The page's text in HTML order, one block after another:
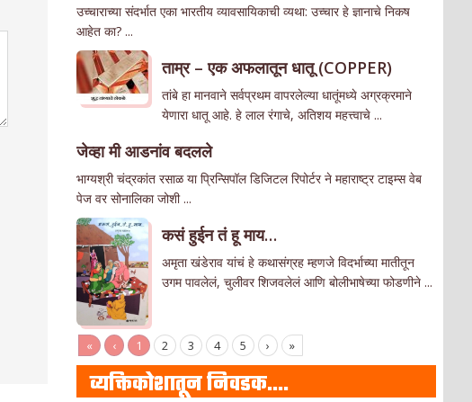
उच्चाराच्या संदर्भात एका भारतीय व्यावसायिकाची व्यथा: उच्चार हे ज्ञानाचे निकष
आहेत का? ...
ताम्र – एक अफलातून धातू (COPPER)
तांबे हा मानवाने सर्वप्रथम वापरलेल्या धातूंमध्ये अग्रक्रमाने
येणारा धातू आहे. हे लाल रंगाचे, अतिशय महत्त्वाचे ...
जेव्हा मी आडनांव बदलले
भाग्यश्री चंद्रकांत रसाळ या प्रिन्सिपॉल डिजिटल रिपोर्टर ने महाराष्ट्र टाइम्स वेब
पेज वर सोनालिका जोशी ...
कसं हुईन तं हू माय…
अमृता खंडेराव यांचं हे कथासंग्रह म्हणजे विदर्भाच्या मातीतून
उगम पावलेलं, चुलीवर शिजवलेलं आणि बोलीभाषेच्या फोडणीने ...
« ‹ 1 2 3 4 5 › »
व्यक्तिकोशातून निवडक….